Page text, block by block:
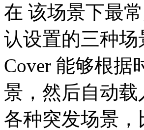
在 该场景下最
认设置的三种
Cover 能够根据
景，然后自动
各种突发场景